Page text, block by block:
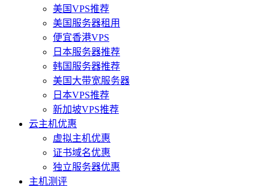
美国VPS推荐
美国服务器租用
便宜香港VPS
日本服务器推荐
韩国服务器推荐
美国大带宽服务器
日本VPS推荐
新加坡VPS推荐
云主机优惠
虚拟主机优惠
证书域名优惠
独立服务器优惠
主机测评